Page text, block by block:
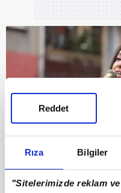
Rıza Bilgiler
"Sitelerimizde reklam
Reddet